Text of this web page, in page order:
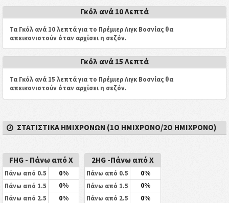
Γκόλ ανά 10 Λεπτά
Τα Γκόλ ανά 10 λεπτά για το Πρέμιερ Λιγκ Βοσνίας θα
απεικονιστούν όταν αρχίσει η σεζόν.
Γκόλ ανά 15 Λεπτά
Τα Γκόλ ανά 15 λεπτά για το Πρέμιερ Λιγκ Βοσνίας θα
απεικονιστούν όταν αρχίσει η σεζόν.
ΣΤΑΤΙΣΤΙΚΑ ΗΜΙΧΡΟΝΩΝ (1Ο ΗΜΙΧΡΟΝΟ/2Ο ΗΜΙΧΡΟΝΟ)
FHG - Πάνω από X
Πάνω από 0.5 0%
Πάνω από 1.5 0%
Πάνω από 2.5 0%
2HG -Πάνω από X
Πάνω από 0.5 0%
Πάνω από 1.5 0%
Πάνω από 2.5 0%